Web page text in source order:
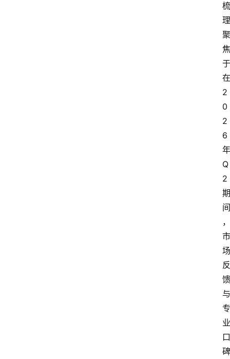
梳
理
聚
焦
于
在
2
0
2
6
年
Q
2
期
间
，
市
场
反
馈
与
专
业
口
碑